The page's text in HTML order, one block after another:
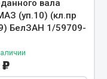
вала
(уп.10) (кл.пр
БелЗАН 1/59709-
₽